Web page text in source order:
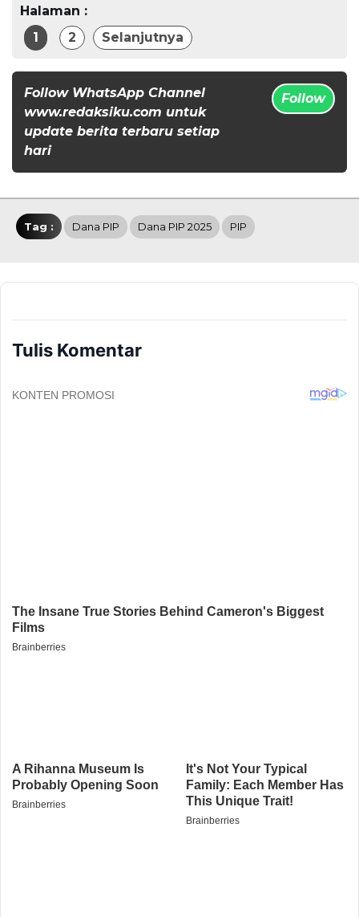
Halaman :
1
2 Selanjutnya
Follow WhatsApp Channel
www.redaksiku.com untuk
update berita terbaru setiap
hari
Follow
Tag : Dana PIP Dana PIP 2025 PIP
Tulis Komentar